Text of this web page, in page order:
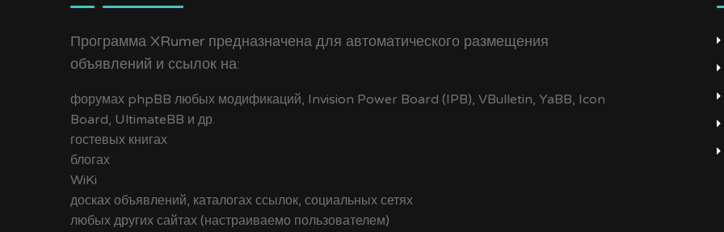
Программа XRumer предназначена для автоматического размещения
объявлений и ссылок на:
форумах phpBB любых модификаций, Invision Power Board (IPB), VBulletin, YaBB, Icon
Board, UltimateBB и др.
гостевых книгах
блогах
WiKi
досках объявлений, каталогах ссылок, социальных сетях
любых других сайтах (настраиваемо пользователем)